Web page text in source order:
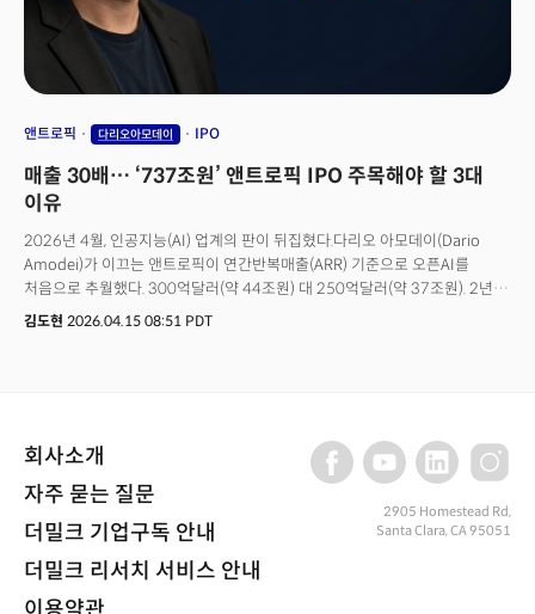
앤트로픽 다리오아모데이 IPO
매출 30배… ‘737조원’ 앤트로픽 IPO 주목해야 할 3대
이유
2026년 4월, 인공지능(AI) 업계의 판이 뒤집혔다.다리오 아모데이(Dario
Amodei)가 이끄는 앤트로픽이 연간반복매출(ARR) 기준으로 오픈AI를
처음으로 추월했다. 300억달러(약 44조원) 대 250억달러(약 37조원). 2년
전만 해도 오픈AI 매출의 5분의 1에 불과하던 앤트로픽이었다.AI 시대의
골드만삭스·JP모건 주관사 지정, 그리고 2026년 2월 300억달러(약 44조원)
규모 시리즈G 조달. 투자자들은 이미 알고 있다. 이것은 IPO를 향한 마지막
조립 단계라는 것을.
김도현 2026.04.15 08:51 PDT
회사소개
자주 묻는 질문
더밀크 기업구독 안내
더밀크 리서치 서비스 안내
2905 Homestead Rd,
Santa Clara, CA 95051